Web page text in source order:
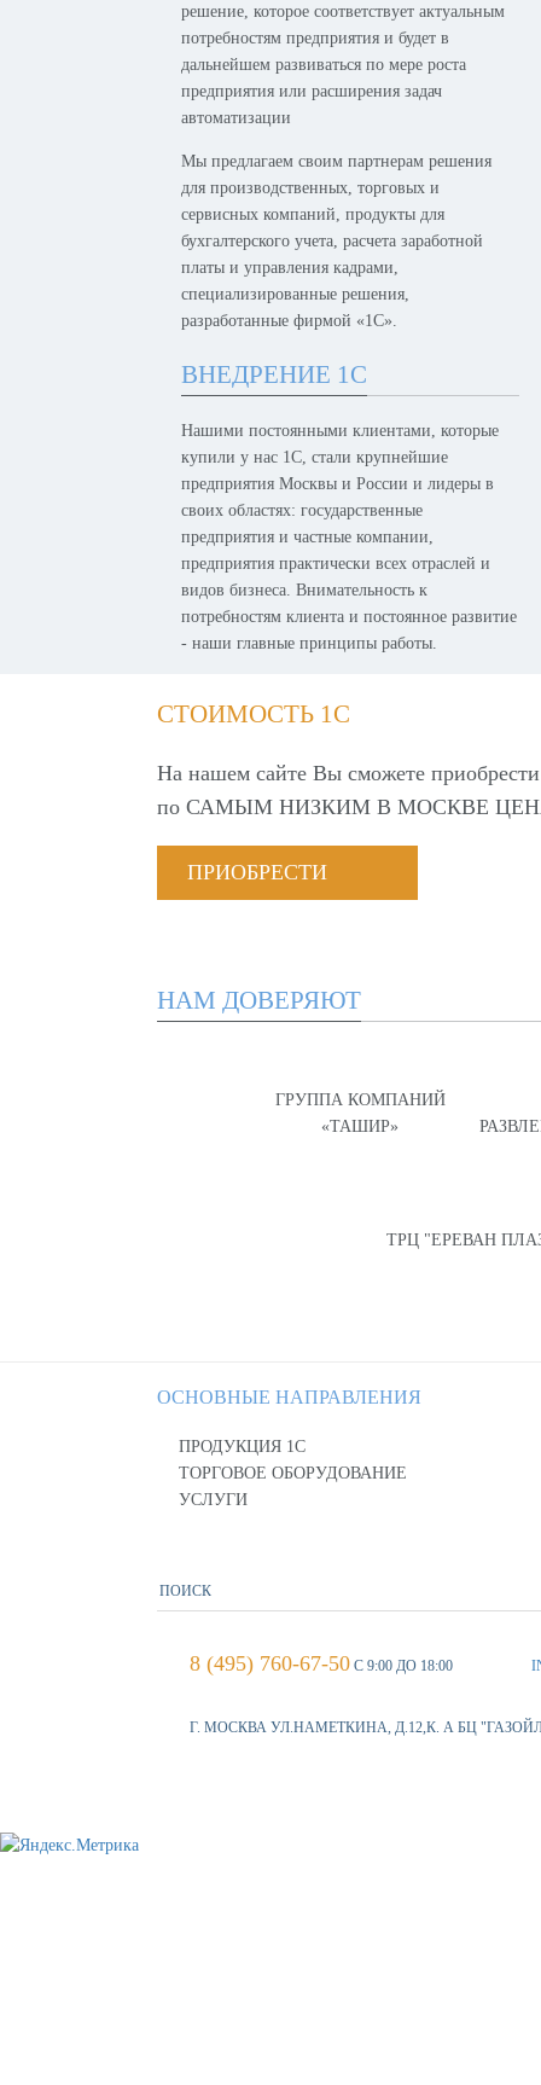
решение, которое соответствует актуальным
потребностям предприятия и будет в
дальнейшем развиваться по мере роста
предприятия или расширения задач
автоматизации
Мы предлагаем своим партнерам решения
для производственных, торговых и
сервисных компаний, продукты для
бухгалтерского учета, расчета заработной
платы и управления кадрами,
специализированные решения,
разработанные фирмой «1С».
ВНЕДРЕНИЕ 1С
Нашими постоянными клиентами, которые
купили у нас 1С, стали крупнейшие
предприятия Москвы и России и лидеры в
своих областях: государственные
предприятия и частные компании,
предприятия практически всех отраслей и
видов бизнеса. Внимательность к
потребностям клиента и постоянное развитие
- наши главные принципы работы.
СТОИМОСТЬ 1С
На нашем сайте Вы сможете
по САМЫМ НИЗКИМ В МОСКВЕ
ПРИОБРЕСТИ
НАМ ДОВЕРЯЮТ
ГРУППА КОМПАНИЙ
«ТАШИР»
ТРЦ "ЕРЕВАН
ОСНОВНЫЕ НАПРАВЛЕНИЯ
ПРОДУКЦИЯ 1С
ТОРГОВОЕ ОБОРУДОВАНИЕ
УСЛУГИ
8 (495) 760-67-50 С 9:00 ДО 18:00
Г. МОСКВА УЛ.НАМЕТКИНА, Д.12,К. А БЦ